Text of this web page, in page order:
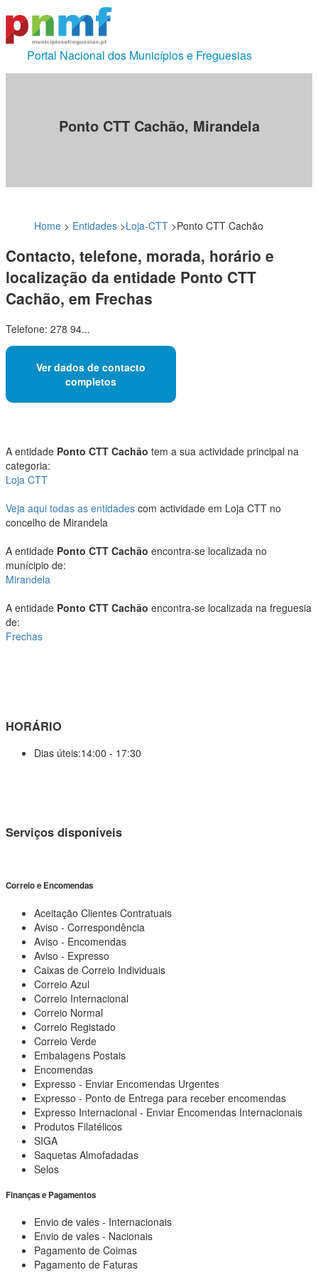
Portal Nacional dos Municípios e Freguesias
Ponto CTT Cachão, Mirandela
Home > Entidades >Loja-CTT >Ponto CTT Cachão
Contacto, telefone, morada, horário e
localização da entidade Ponto CTT
Cachão, em Frechas
Telefone: 278 94...
Ver dados de contacto
completos
A entidade Ponto CTT Cachão tem a sua actividade principal na
categoria:
Loja CTT
Veja aqui todas as entidades com actividade em Loja CTT no
concelho de Mirandela
A entidade Ponto CTT Cachão encontra-se localizada no
munícipio de:
Mirandela
A entidade Ponto CTT Cachão encontra-se localizada na freguesia
de:
Frechas
HORÁRIO
Dias úteis:14:00 - 17:30
Serviços disponíveis
Correio e Encomendas
Aceitação Clientes Contratuais
Aviso - Correspondência
Aviso - Encomendas
Aviso - Expresso
Caixas de Correio Individuais
Correio Azul
Correio Internacional
Correio Normal
Correio Registado
Correio Verde
Embalagens Postais
Encomendas
Expresso - Enviar Encomendas Urgentes
Expresso - Ponto de Entrega para receber encomendas
Expresso Internacional - Enviar Encomendas Internacionais
Produtos Filatélicos
SIGA
Saquetas Almofadadas
Selos
Finanças e Pagamentos
Envio de vales - Internacionais
Envio de vales - Nacionais
Pagamento de Coimas
Pagamento de Faturas